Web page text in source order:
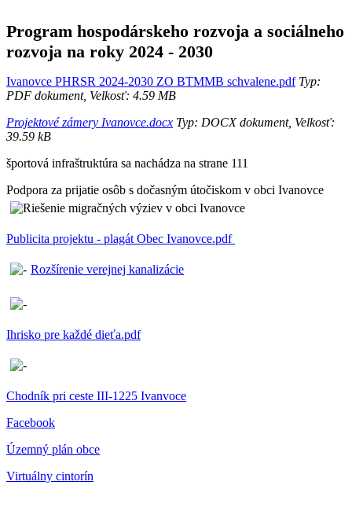
Program hospodárskeho rozvoja a sociálneho
rozvoja na roky 2024 - 2030
Ivanovce PHRSR 2024-2030 ZO BTMMB schvalene.pdfTyp:
PDF dokument, Velkosť: 4.59 MB
Projektové zámery Ivanovce.docx Typ: DOCX dokument, Velkosť:
39.59 kB
športová infraštruktúra sa nachádza na strane 111
Podpora za prijatie osôb s dočasným útočiskom v obci Ivanovce
Publicita projektu - plagát Obec Ivanovce.pdf
Rozšírenie verejnej kanalizácie
Ihrisko pre každé dieťa.pdf
Chodník pri ceste III-1225 Ivanvoce
Facebook
Územný plán obce
Virtuálny cintorín